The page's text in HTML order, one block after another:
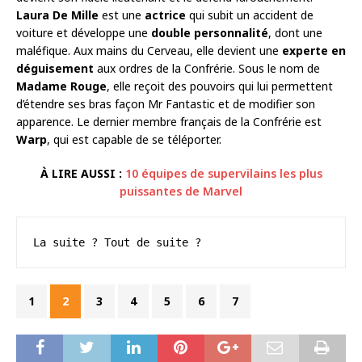
Laura De Mille est une actrice qui subit un accident de
voiture et développe une double personnalité, dont une
maléfique. Aux mains du Cerveau, elle devient une experte en
déguisement aux ordres de la Confrérie. Sous le nom de
Madame Rouge, elle reçoit des pouvoirs qui lui permettent
d’étendre ses bras façon Mr Fantastic et de modifier son
apparence. Le dernier membre français de la Confrérie est
Warp, qui est capable de se téléporter.
À LIRE AUSSI : 10 équipes de supervilains les plus
puissantes de Marvel
La suite ? Tout de suite ?
1 2 3 4 5 6 7